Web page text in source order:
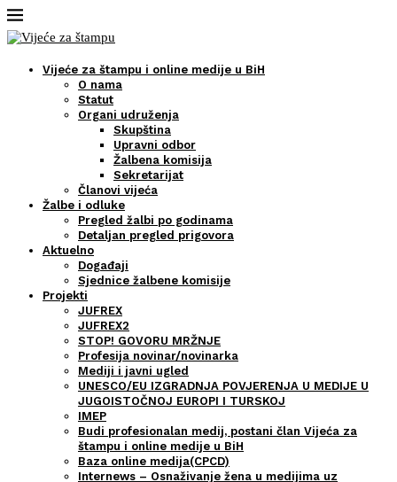
Vijeće za štampu i online medije u BiH
O nama
Statut
Organi udruženja
Skupština
Upravni odbor
Žalbena komisija
Sekretarijat
Članovi vijeća
Žalbe i odluke
Pregled žalbi po godinama
Detaljan pregled prigovora
Aktuelno
Događaji
Sjednice žalbene komisije
Projekti
JUFREX
JUFREX2
STOP! GOVORU MRŽNJE
Profesija novinar/novinarka
Mediji i javni ugled
UNESCO/EU IZGRADNJA POVJERENJA U MEDIJE U
JUGOISTOČNOJ EUROPI I TURSKOJ
IMEP
Budi profesionalan medij, postani član Vijeća za
štampu i online medije u BiH
Baza online medija(CPCD)
Internews – Osnaživanje žena u medijima uz